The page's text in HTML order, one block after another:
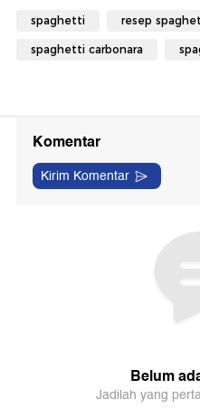
spaghetti resep
spaghetti carbonara